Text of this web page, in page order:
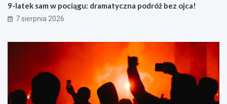
9-latek sam w pociągu: dramatyczna podróż bez ojca!
7 sierpnia 2026